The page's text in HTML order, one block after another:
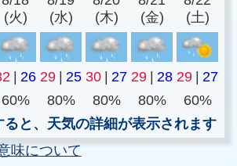
(火)
(水)
(木)
(金)
(土)
| 26 29 | 25 30 | 27 29 | 28 29 | 27
60% 80% 80% 80%
60%
ると、天気の詳細が表示されます
味について